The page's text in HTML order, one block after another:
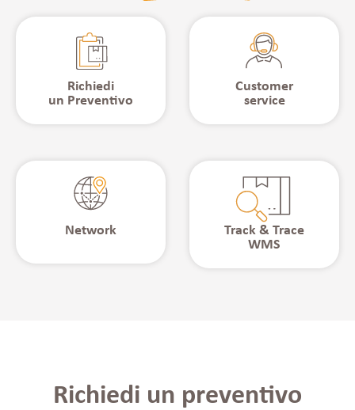
Richiedi
un Preventivo
Customer
service
Network
Track & Trace
WMS
Richiedi un preventivo